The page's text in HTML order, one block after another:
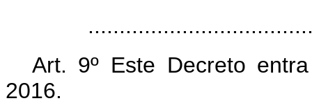
Art. 9º Este Decreto
2016.